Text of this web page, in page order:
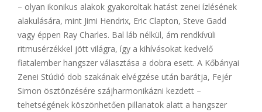
– olyan ikonikus alakok gyakoroltak hatást zenei ízlésének
alakulására, mint Jimi Hendrix, Eric Clapton, Steve Gadd
vagy éppen Ray Charles. Bal láb nélkül, ám rendkívüli
ritmusérzékkel jött világra, így a kihívásokat kedvelő
fiatalember hangszer választása a dobra esett. A Kőbányai
Zenei Stúdió dob szakának elvégzése után barátja, Fejér
Simon ösztönzésére szájharmonikázni kezdett –
tehetségének köszönhetően pillanatok alatt a hangszer